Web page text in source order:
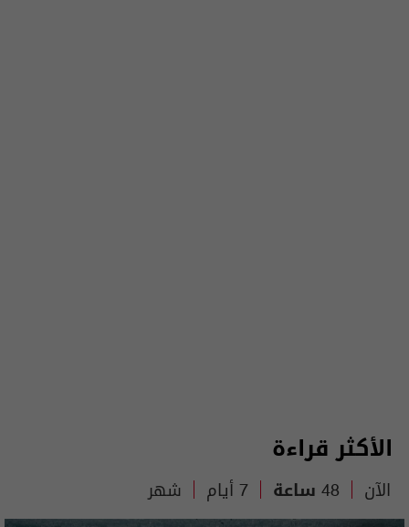
الأكثر قراءة
الآن 48 ساعة 7 أيام شهر